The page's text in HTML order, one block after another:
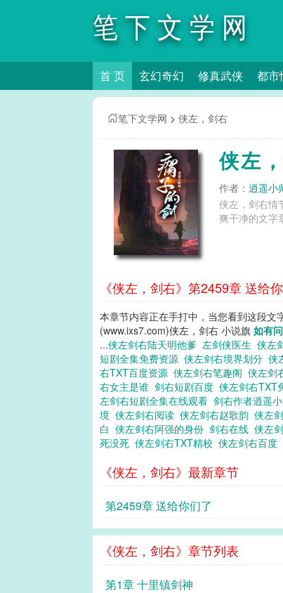
笔下文学网
首 页 玄幻奇幻 修真武侠 都市
笔下文学网 > 侠左，剑右
侠左
作者： 逍遥小
侠左，剑右情
爽干净的文字
《侠左，剑右》第2459章 送给
本章节内容正在手打中，当您看到这段文
(www.ixs7.com)侠左，剑右 小说旗 如有
...侠左剑右陆天明他爹 左剑侠医生 侠左
短剧全集免费资源 侠左剑右境界划分 侠
右TXT百度资源 侠左剑右笔趣阁 侠左剑
右女主是谁 剑右短剧百度 侠左剑右TXT
左剑右短剧全集在线观看 剑右作者逍遥
境 侠左剑右阅读 侠左剑右赵歌韵 侠左
白 侠左剑右阿强的身份 剑右在线 侠左
死没死 侠左剑右TXT精校 侠左剑右百度
《侠左，剑右》最新章节
第2459章 送给你们了
《侠左，剑右》章节列表
第1章 十里镇剑神